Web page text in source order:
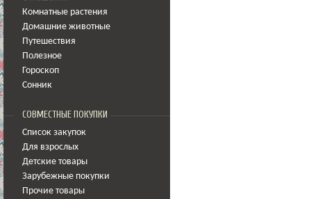
Комнатные растения
Домашние животные
Путешествия
Полезное
Гороскоп
Сонник
СОВМЕСТНЫЕ ПОКУПКИ
Список закупок
Для взрослых
Детские товары
Зарубежные покупки
Прочие товары